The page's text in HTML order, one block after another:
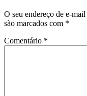
O seu endereço de e-
são marcados com *
Comentário *